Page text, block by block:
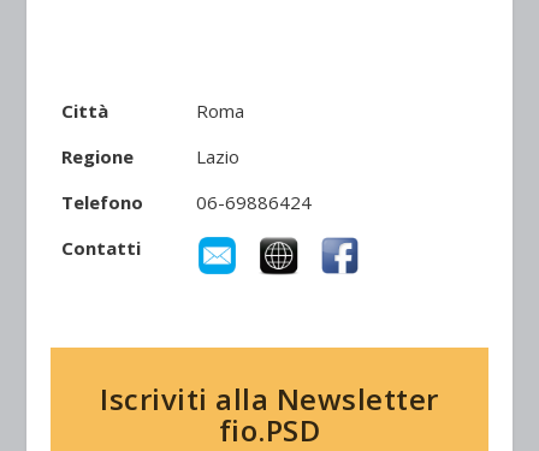
Città
Roma
Regione
Lazio
Telefono
06-69886424
Contatti
Iscriviti alla Newsletter
fio.PSD